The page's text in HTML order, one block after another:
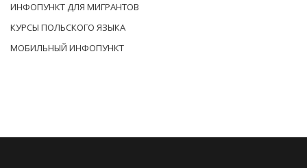
ИНФОПУНКТ ДЛЯ МИГРАНТОВ
КУРСЫ ПОЛЬСКОГО ЯЗЫКА
МОБИЛЬНЫЙ ИНФОПУНКТ